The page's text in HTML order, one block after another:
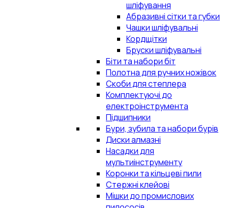
шліфування
Абразивні сітки та губки
Чашки шліфувальні
Кордщітки
Бруски шліфувальні
Біти та набори біт
Полотна для ручних ножівок
Скоби для степлера
Комплектуючі до
електроінструмента
Підшипники
Бури, зубила та набори бурів
Диски алмазні
Насадки для
мультиінструменту
Коронки та кільцеві пили
Стержні клейові
Мішки до промислових